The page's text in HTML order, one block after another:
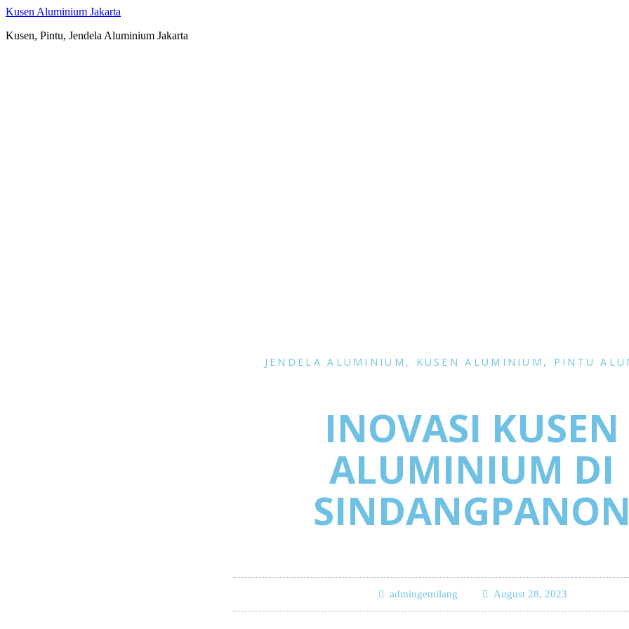
Kusen Aluminium Jakarta
Kusen, Pintu, Jendela Aluminium Jakarta
JENDELA ALUMINIUM , KUSEN ALUMINIUM , PINTU
INOVASI KUSEN
ALUMINIUM DI
SINDANGPANON
admingemilang August 28, 2023